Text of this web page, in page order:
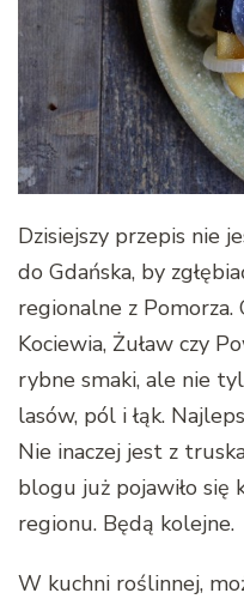
Dzisiejszy przepis nie
do Gdańska, by
regionalne z Pomorza.
Kociewia, Żuław czy
rybne smaki, ale nie
lasów, pól i łąk.
Nie inaczej jest z
blogu już pojawiło się
regionu. Będą kolejne.
W kuchni roślinnej,